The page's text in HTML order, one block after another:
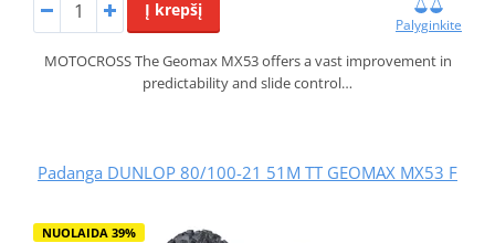
Į krepšį
Palyginkite
MOTOCROSS The Geomax MX53 offers a vast improvement in
predictability and slide control…
Padanga DUNLOP 80/100-21 51M TT GEOMAX MX53 F
NUOLAIDA 39%